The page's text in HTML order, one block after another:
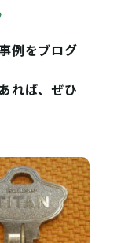
例をブログ
れば、ぜひ